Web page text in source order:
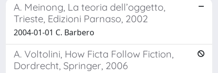
A. Meinong, La teoria dell’oggetto,
Trieste, Edizioni Parnaso, 2002
2004-01-01 C. Barbero
A. Voltolini, How Ficta Follow Fiction,
Dordrecht, Springer, 2006